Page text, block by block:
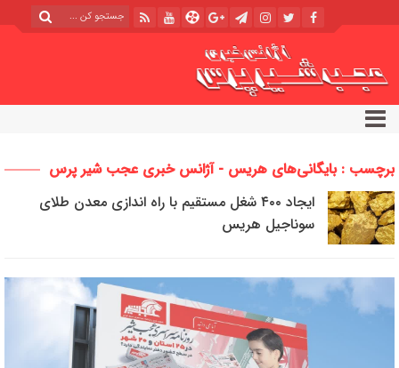
برچسب : بایگانی‌های هریس - آژانس خبری عجب شیر پرس
ایجاد ۴۰۰ شغل مستقیم با راه اندازی معدن طلای
سوناجیل هریس